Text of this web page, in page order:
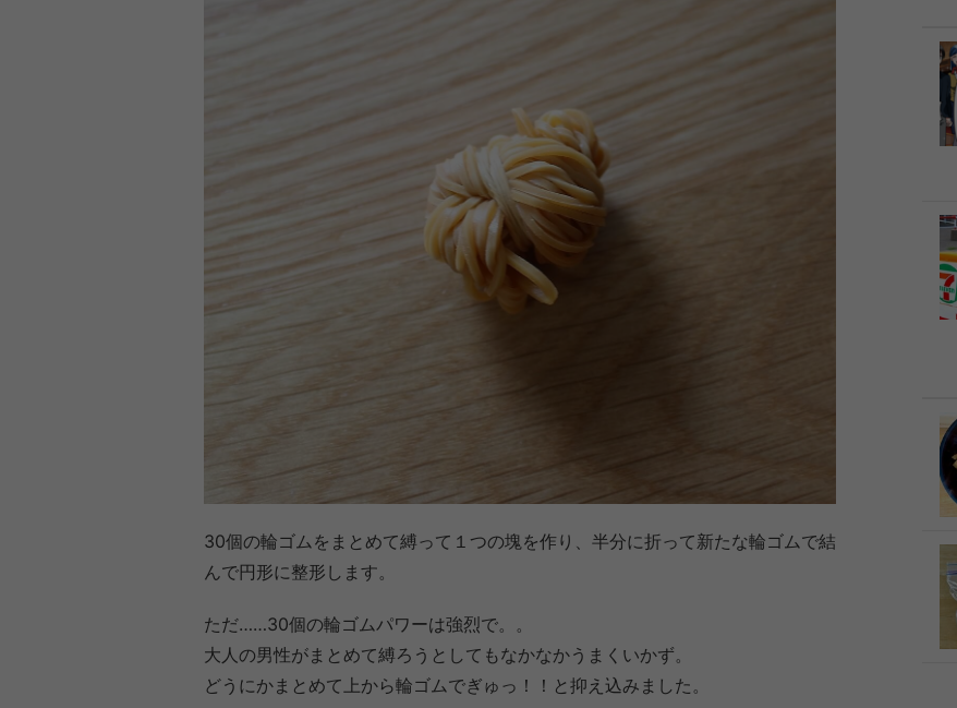
30個の輪ゴムをまとめて縛って１つの塊を作り、半分に折って新たな輪ゴムで結
んで円形に整形します。
ただ……30個の輪ゴムパワーは強烈で。。
大人の男性がまとめて縛ろうとしてもなかなかうまくいかず。
どうにかまとめて上から輪ゴムでぎゅっ！！と抑え込みました。